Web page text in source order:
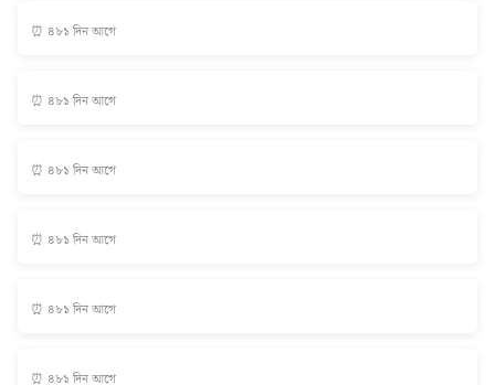
⏰ ৪৮১ দিন আগে
⏰ ৪৮১ দিন আগে
⏰ ৪৮১ দিন আগে
⏰ ৪৮১ দিন আগে
⏰ ৪৮১ দিন আগে
⏰ ৪৮১ দিন আগে